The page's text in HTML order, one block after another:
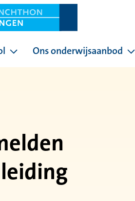
Pagina's onder Onze school
Ons onderwijsaanbod